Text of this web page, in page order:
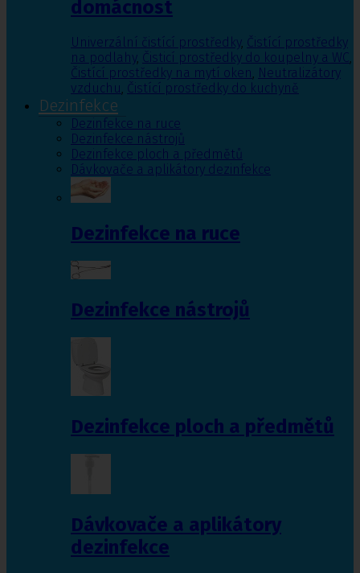
domácnost
Univerzální čistící prostředky, Čistící prostředky
na podlahy, Čisticí prostředky do koupelny a WC,
Čistící prostředky na mytí oken, Neutralizátory
vzduchu, Čistící prostředky do kuchyně
Dezinfekce
Dezinfekce na ruce
Dezinfekce nástrojů
Dezinfekce ploch a předmětů
Dávkovače a aplikátory dezinfekce
Dezinfekce na ruce
Dezinfekce nástrojů
Dezinfekce ploch a předmětů
Dávkovače a aplikátory
dezinfekce